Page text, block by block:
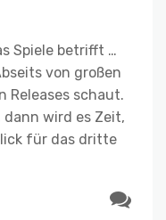
Spiele betrifft …
von großen
Releases schaut.
dann wird es Zeit,
für das dritte